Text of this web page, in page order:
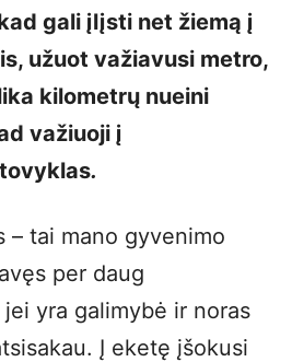
gali įlįsti net žiemą į
užuot važiavusi metro,
kilometrų nueini
važiuoji į
.
– tai mano gyvenimo
per daug
yra galimybė ir noras
Į eketę įšokusi